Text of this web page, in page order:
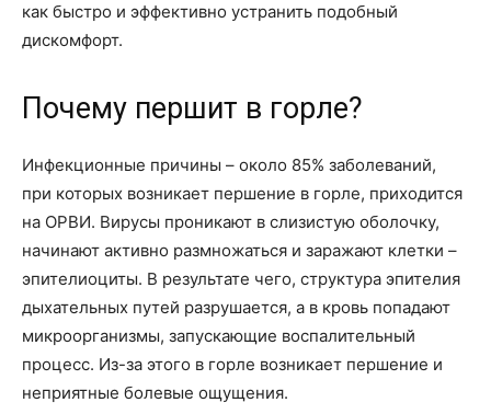
как быстро и эффективно устранить подобный
дискомфорт.
Почему першит в горле?
Инфекционные причины – около 85% заболеваний,
при которых возникает першение в горле, приходится
на ОРВИ. Вирусы проникают в слизистую оболочку,
начинают активно размножаться и заражают клетки –
эпителиоциты. В результате чего, структура эпителия
дыхательных путей разрушается, а в кровь попадают
микроорганизмы, запускающие воспалительный
процесс. Из-за этого в горле возникает першение и
неприятные болевые ощущения.